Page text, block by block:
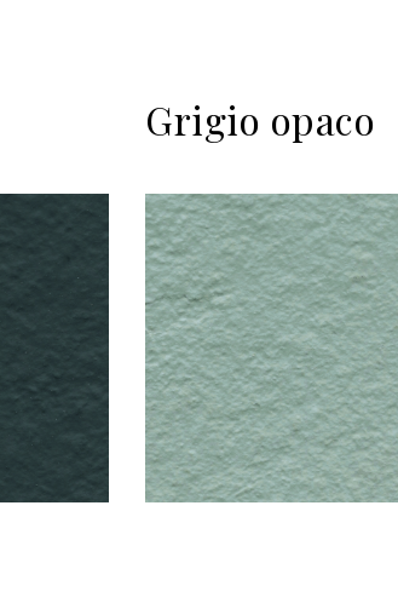
Grigio opaco